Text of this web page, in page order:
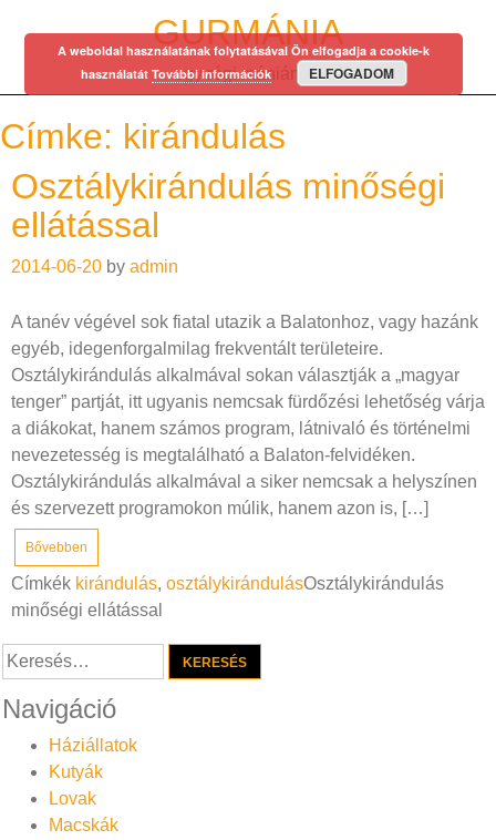
GURMÁNIA
egy régi mániám…
Címke: kirándulás
Osztálykirándulás minőségi
ellátással
2014-06-20 by admin
A tanév végével sok fiatal utazik a Balatonhoz, vagy hazánk
egyéb, idegenforgalmilag frekventált területeire.
Osztálykirándulás alkalmával sokan választják a „magyar
tenger” partját, itt ugyanis nemcsak fürdőzési lehetőség várja
a diákokat, hanem számos program, látnivaló és történelmi
nevezetesség is megtalálható a Balaton-felvidéken.
Osztálykirándulás alkalmával a siker nemcsak a helyszínen
és szervezett programokon múlik, hanem azon is, […]
Bővebben
Címkék kirándulás, osztálykirándulásOsztálykirándulás
minőségi ellátással
Keresés:
Navigáció
Háziállatok
Kutyák
Lovak
Macskák
A weboldal használatának folytatásával Ön elfogadja a cookie-k
használatát További információk ELFOGADOM